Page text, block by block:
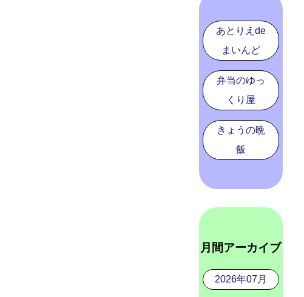
あとりえde
まいんど
弁当のゆっ
くり屋
きょうの晩
飯
月間アーカイブ
2026年07月